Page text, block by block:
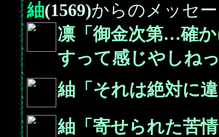
紬(1569)からのメッセ
凛「御金次第…確
すって感じやしね
紬「それは絶対に
紬「寄せられた苦